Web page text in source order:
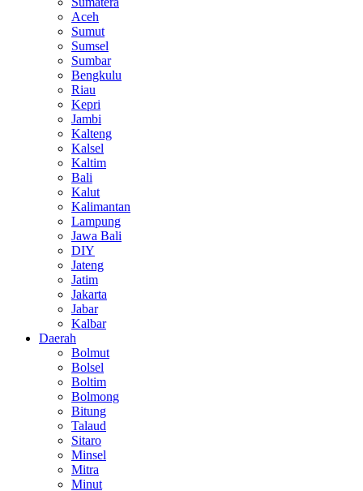
Aceh
Sumut
Sumsel
Sumbar
Bengkulu
Riau
Kepri
Jambi
Kalteng
Kalsel
Kaltim
Bali
Kalut
Kalimantan
Lampung
Jawa Bali
DIY
Jateng
Jatim
Jakarta
Jabar
Kalbar
Daerah
Bolmut
Bolsel
Boltim
Bolmong
Bitung
Talaud
Sitaro
Minsel
Mitra
Minut